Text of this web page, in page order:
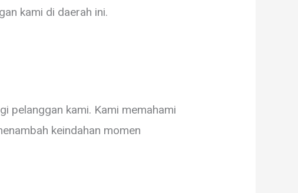
kami di daerah ini.
pelanggan kami. Kami memahami
keindahan momen